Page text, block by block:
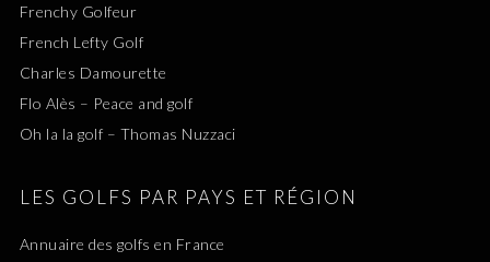
Frenchy Golfeur
French Lefty Golf
Charles Damourette
Flo Alès – Peace and golf
Oh la la golf – Thomas Nuzzaci
LES GOLFS PAR PAYS ET RÉGION
Annuaire des golfs en France